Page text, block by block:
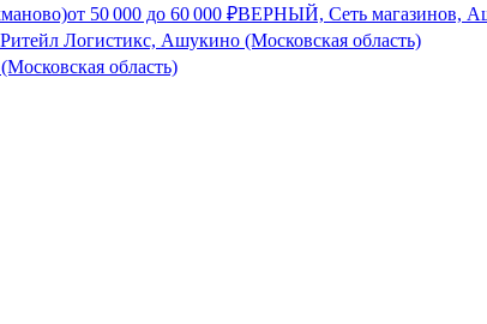
от 50 000 до 60 000 ₽ВЕРНЫЙ, Сеть магазинов,
Логистикс, Ашукино (Московская область)
область)